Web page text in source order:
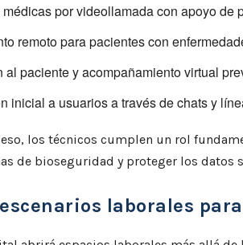
por videollamada con apoyo de
remoto para pacientes con
al paciente y acompañamiento virtual
inicial a usuarios a través de chats y
los técnicos cumplen un rol
de bioseguridad y proteger los datos
laborales